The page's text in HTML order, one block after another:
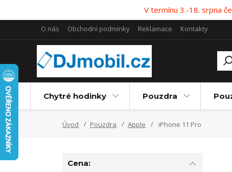
V termínu 3.-18. srpna
O nás Obchodní podmínky Reklamace Kontakty
Chytré hodinky Pouzdra
Úvod Pouzdra Apple iPhone 11 Pro
Cena: